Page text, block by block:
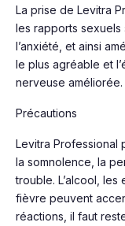
La prise de Levitra
les rapports
l’anxiété, et ainsi
le plus agréable et
nerveuse améliorée.
Précautions
Levitra Professional
la somnolence, la
trouble. L’alcool,
fièvre peuvent
réactions, il faut